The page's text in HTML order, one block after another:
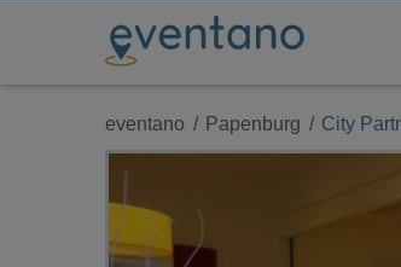
eventano Papenburg City